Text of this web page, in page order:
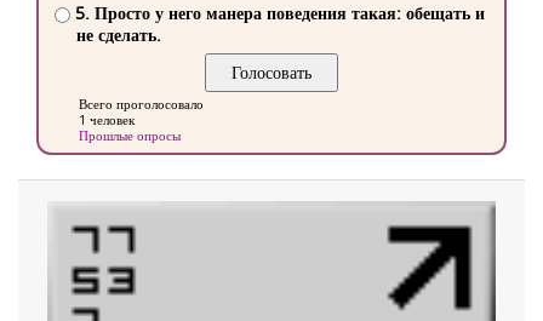
5. Просто у него манера поведения такая: обещать и
не сделать.
Всего проголосовало
1 человек
Прошлые опросы